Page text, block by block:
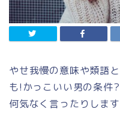
やせ我慢の意味や類語
も!かっこいい男の条件
何気なく言ったりしま